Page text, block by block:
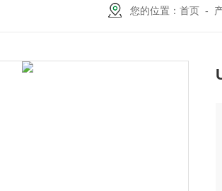
您的位置： 首页 -